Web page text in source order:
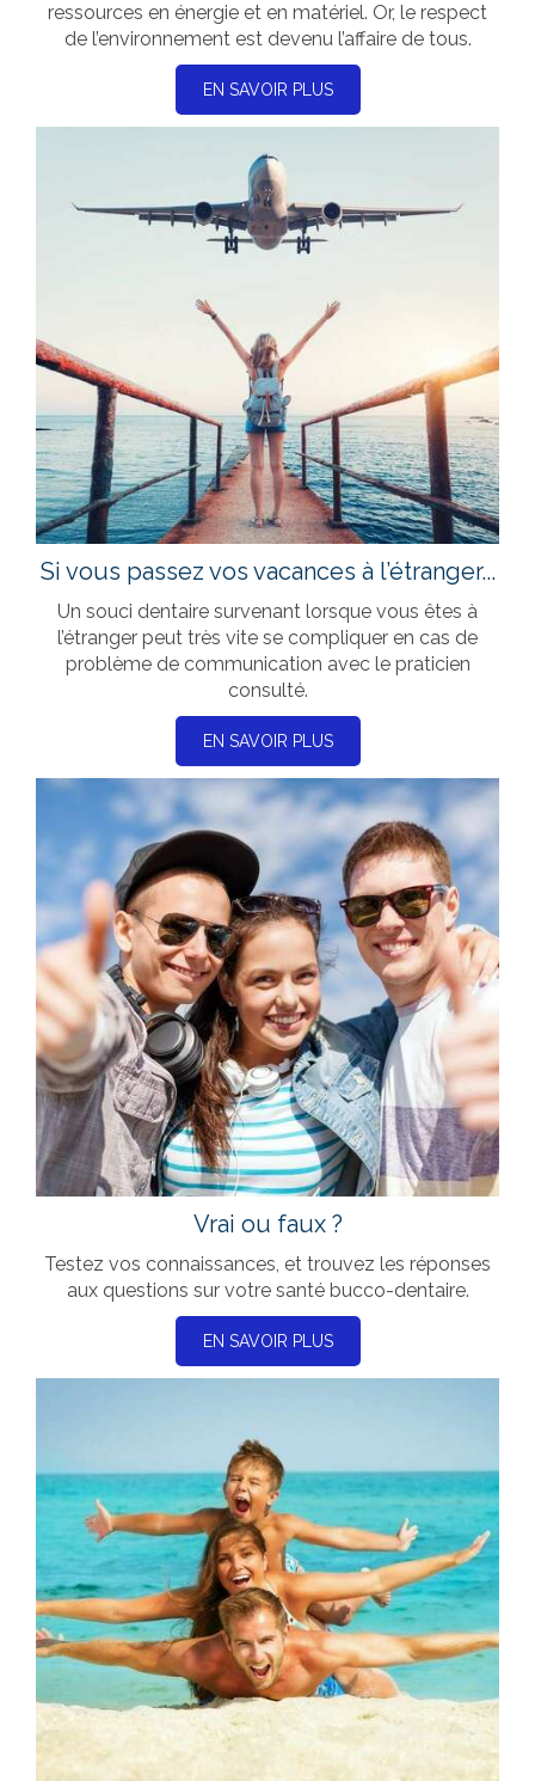
ressources en énergie et en matériel. Or, le respect
de l’environnement est devenu l’affaire de tous.
EN SAVOIR PLUS
Si vous passez vos vacances à l’étranger...
Un souci dentaire survenant lorsque vous êtes à
l’étranger peut très vite se compliquer en cas de
problème de communication avec le praticien
consulté.
EN SAVOIR PLUS
Vrai ou faux ?
Testez vos connaissances, et trouvez les réponses
aux questions sur votre santé bucco-dentaire.
EN SAVOIR PLUS